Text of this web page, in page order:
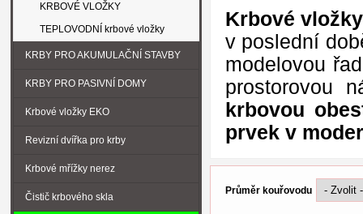
Krbové
v poslední
modelovou
prostorovou
krbovou
prvek v
Průměr kouřovodu
KRBOVÉ VLOŽKY
TEPLOVODNÍ krbové vložky
KRBY PRO AKUMULAČNÍ STAVBY
KRBY PRO PASIVNÍ DOMY
Krbové vložky EKO
Revizní dvířka pro krby
Krbové mřížky nerez
Čistič krbového skla